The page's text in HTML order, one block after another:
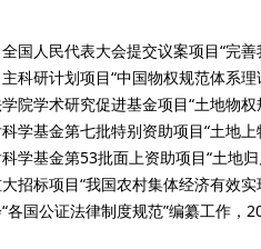
国人民代表大会提交议案项目“完
科研计划项目“中国物权规范体系
院学术研究促进基金项目“土地物
学基金第七批特别资助项目“土地
学基金第53批面上资助项目“土地
招标项目“我国农村集体经济有效
各国公证法律制度规范”编纂工作